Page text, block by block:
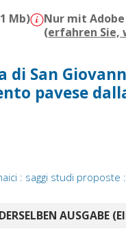
Mb)
Nur mit
(erfahren Sie,
di San
pavese
: saggi studi proposte
AUSGABE